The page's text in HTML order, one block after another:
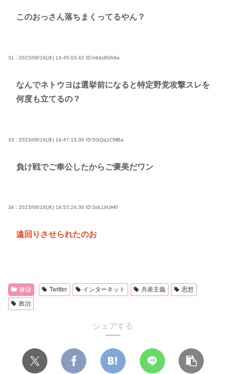
このおっさん落ちまくってるやん？
31 : 2023/08/16(水) 14:45:03.42 ID:h8dz80A9a
なんでネトウヨは選挙前になると特定野党攻撃スレを
何度も立てるの？
33 : 2023/08/16(水) 14:47:13.36 ID:5GQq1CMBa
負け戦でご奉公したからご褒美だワン
34 : 2023/08/16(水) 14:53:24.30 ID:SdLUrUiH0
遠回りさせられたのお
嫌儲 Twitter インターネット 共産主義
思想
政治
シェアする